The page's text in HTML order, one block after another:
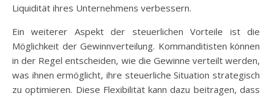
Liquidität ihres Unternehmens verbessern.
Ein weiterer Aspekt der steuerlichen Vorteile ist die
Möglichkeit der Gewinnverteilung. Kommanditisten können
in der Regel entscheiden, wie die Gewinne verteilt werden,
was ihnen ermöglicht, ihre steuerliche Situation strategisch
zu optimieren. Diese Flexibilität kann dazu beitragen, dass